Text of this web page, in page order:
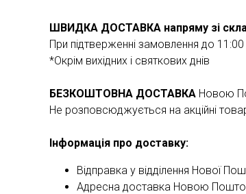
ШВИДКА ДОСТАВКА напряму зі
При підтверженні замовлення до
*Окрім вихідних і святкових днів
БЕЗКОШТОВНА ДОСТАВКА Новою
Не розповсюджується на акційні
Інформація про доставку:
Відправка у відділення Нової
Адресна доставка Новою Поштою